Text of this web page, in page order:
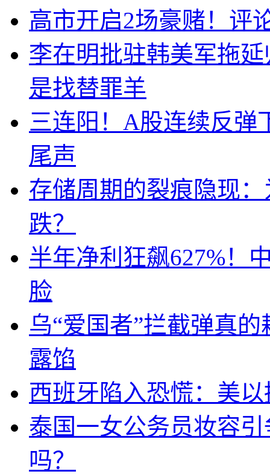
高市开启2场豪赌！评
李在明批驻韩美军拖
是找替罪羊
三连阳！A股连续反弹
尾声
存储周期的裂痕隐现
跌？
半年净利狂飙627%！
脸
乌“爱国者”拦截弹真
露馅
西班牙陷入恐慌：美
泰国一女公务员妆容
吗？